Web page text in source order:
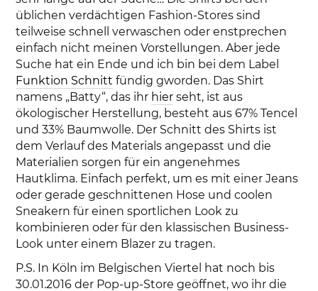
üblichen verdächtigen Fashion-Stores sind
teilweise schnell verwaschen oder enstprechen
einfach nicht meinen Vorstellungen. Aber jede
Suche hat ein Ende und ich bin bei dem Label
Funktion Schnitt fündig gworden. Das Shirt
namens „Batty“, das ihr hier seht, ist aus
ökologischer Herstellung, besteht aus 67% Tencel
und 33% Baumwolle. Der Schnitt des Shirts ist
dem Verlauf des Materials angepasst und die
Materialien sorgen für ein angenehmes
Hautklima. Einfach perfekt, um es mit einer Jeans
oder gerade geschnittenen Hose und coolen
Sneakern für einen sportlichen Look zu
kombinieren oder für den klassischen Business-
Look unter einem Blazer zu tragen.
P.S. In Köln im Belgischen Viertel hat noch bis
30.01.2016 der Pop-up-Store geöffnet, wo ihr die